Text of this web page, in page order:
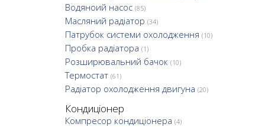
Водяноий насос (85)
Масляний радіатор (34)
Патрубок системи охолодження (10)
Пробка радіатора (1)
Розширювальний бачок (10)
Термостат (61)
Радіатор охолодження двигуна (20)
Кондиціонер
Компресор кондиціонера (4)